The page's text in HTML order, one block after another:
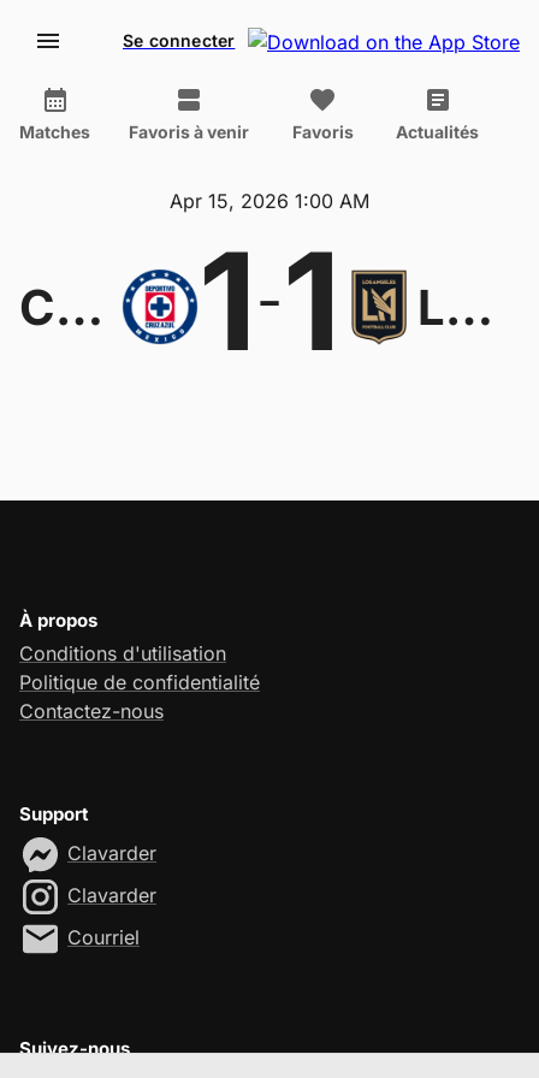
Se connecter
Matches Favoris à venir Favoris Actualités
Apr 15, 2026 1:00 AM
Cruz Azul 1-1 Los Angeles FC
À propos
Conditions d'utilisation
Politique de confidentialité
Contactez-nous
Support
Clavarder
Clavarder
Courriel
Suivez-nous